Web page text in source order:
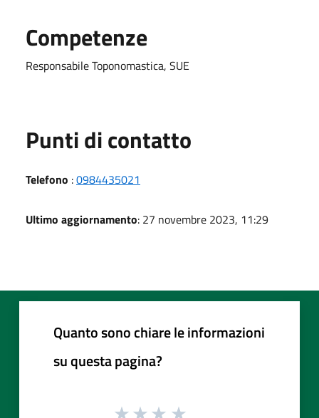
Competenze
Responsabile Toponomastica, SUE
Punti di contatto
Telefono :0984435021
Ultimo aggiornamento: 27 novembre 2023, 11:29
Quanto sono chiare le informazioni
su questa pagina?